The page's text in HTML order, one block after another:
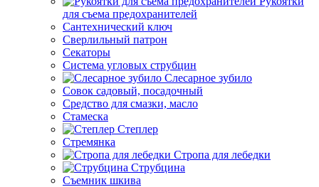
для съема предохранителей
Сантехнический ключ
Сверлильный патрон
Секаторы
Система угловых струбцин
Слесарное зубило
Совок садовый, посадочный
Средство для смазки, масло
Стамеска
Степлер
Стремянка
Стропа для лебедки
Струбцина
Съемник шкива